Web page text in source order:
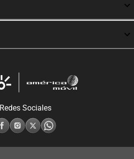
Redes Sociales